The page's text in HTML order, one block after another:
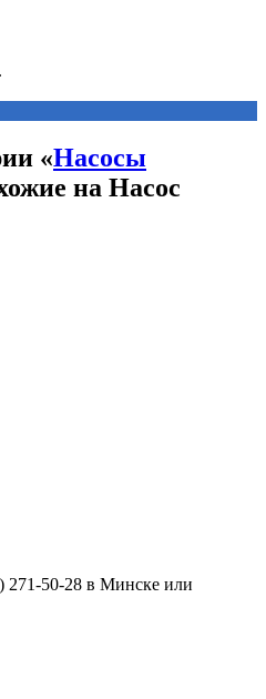
«Насосы
на Насос
271-50-28 в Минске или